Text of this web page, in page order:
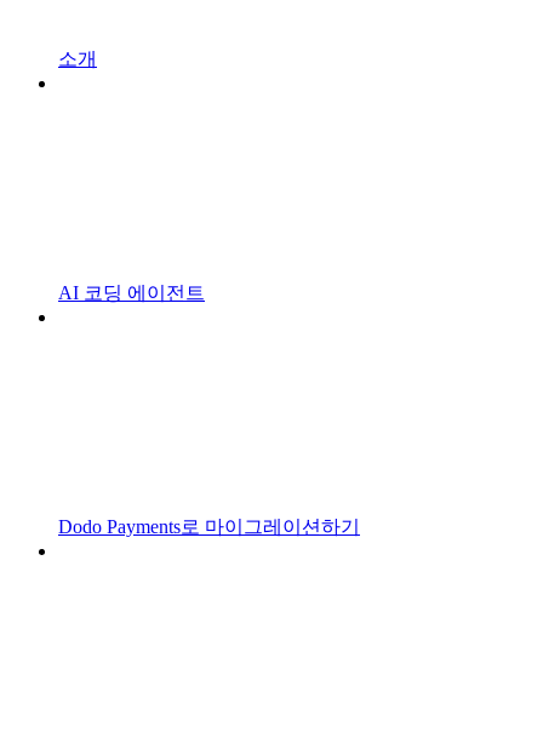
소개
AI 코딩 에이전트
Dodo Payments로 마이그레이션하기